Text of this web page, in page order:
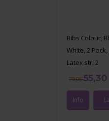
Bibs Colour,
White, 2
Latex str. 2
79,95